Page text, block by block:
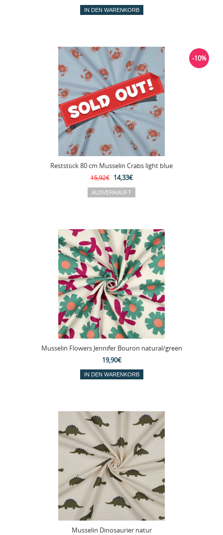
Reststück 80 cm Musselin Crabs light blue
15,92€ 14,33€
-10%
Musselin Flowers Jennifer Bouron natural/green
19,90€
Musselin Dinosaurier natur